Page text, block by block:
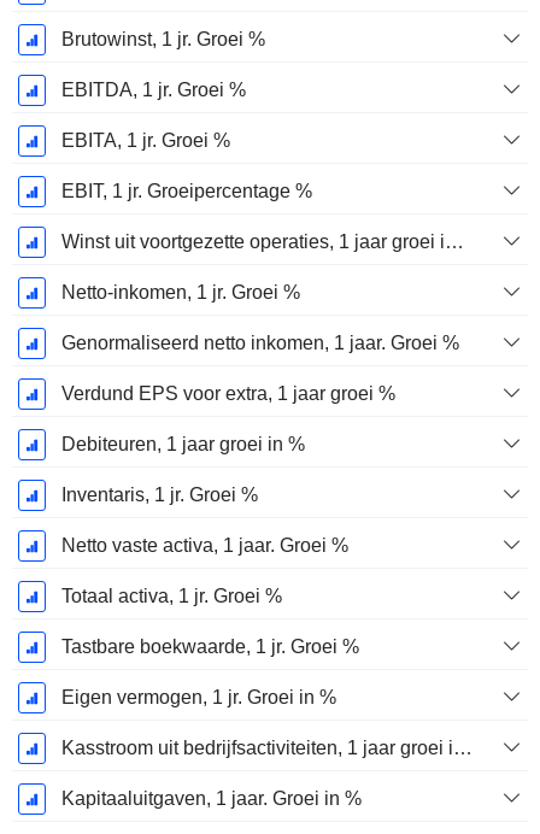
Brutowinst, 1 jr. Groei %
EBITDA, 1 jr. Groei %
EBITA, 1 jr. Groei %
EBIT, 1 jr. Groeipercentage %
Winst uit voortgezette operaties, 1 jaar groei in %
Netto-inkomen, 1 jr. Groei %
Genormaliseerd netto inkomen, 1 jaar. Groei %
Verdund EPS voor extra, 1 jaar groei %
Debiteuren, 1 jaar groei in %
Inventaris, 1 jr. Groei %
Netto vaste activa, 1 jaar. Groei %
Totaal activa, 1 jr. Groei %
Tastbare boekwaarde, 1 jr. Groei %
Eigen vermogen, 1 jr. Groei in %
Kasstroom uit bedrijfsactiviteiten, 1 jaar groei in %
Kapitaaluitgaven, 1 jaar. Groei in %